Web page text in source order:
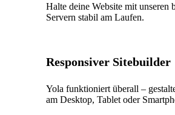
Halte deine Website mit unseren
Servern stabil am Laufen.
Responsiver Sitebuilder
Yola funktioniert überall –
am Desktop, Tablet oder